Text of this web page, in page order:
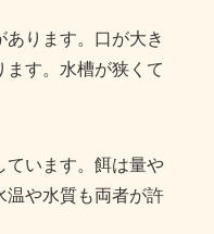
ります。口が大き
ます。水槽が狭くて
ています。餌は量や
温や水質も両者が許